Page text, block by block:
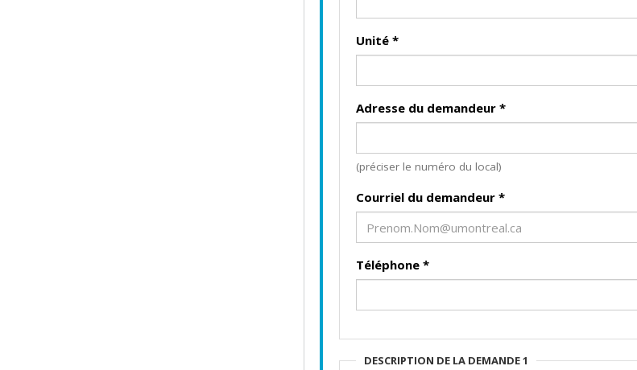
Unité *
Adresse du demandeur *
(préciser le numéro du local)
Courriel du demandeur *
Téléphone *
DESCRIPTION DE LA DEMANDE 1